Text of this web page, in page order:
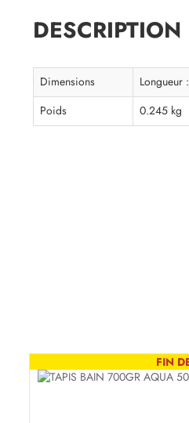
DESCRIPTION
Dimensions
Longueur
Poids
0.245 kg
FIN